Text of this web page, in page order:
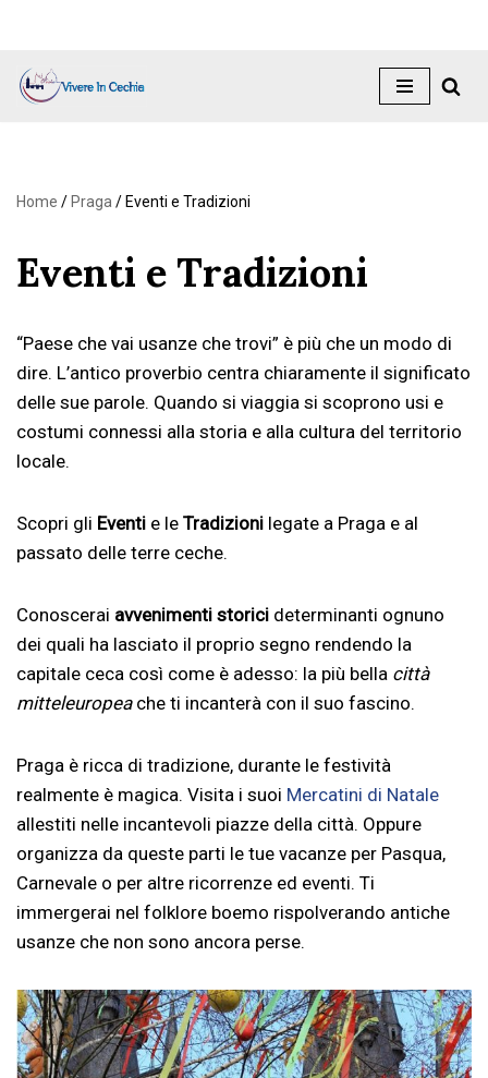
Vai
Home / Praga/ Eventi e Tradizioni
Eventi e Tradizioni
“Paese che vai usanze che trovi” è più che un modo di
dire. L’antico proverbio centra chiaramente il significato
delle sue parole. Quando si viaggia si scoprono usi e
costumi connessi alla storia e alla cultura del territorio
locale.
Scopri gli Eventi e le Tradizioni legate a Praga e al
passato delle terre ceche.
Conoscerai avvenimenti storici determinanti ognuno
dei quali ha lasciato il proprio segno rendendo la
capitale ceca così come è adesso: la più bella città
mitteleuropeache ti incanterà con il suo fascino.
Praga è ricca di tradizione, durante le festività
realmente è magica. Visita i suoi Mercatini di Natale
allestiti nelle incantevoli piazze della città. Oppure
organizza da queste parti le tue vacanze per Pasqua,
Carnevale o per altre ricorrenze ed eventi. Ti
immergerai nel folklore boemo rispolverando antiche
usanze che non sono ancora perse.